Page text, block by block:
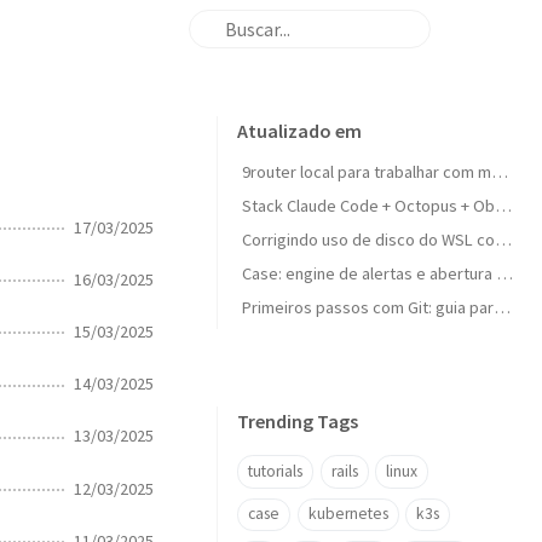
17/03/2025
16/03/2025
15/03/2025
14/03/2025
13/03/2025
12/03/2025
Atualizado em
9router local para trabalhar com multi-LLM sem interrupcao
Stack Claude Code + Octopus + Obsidian + Qdrant: o cerebro externo definitivo para dev
Corrigindo uso de disco do WSL compactando o VHD
Case: engine de alertas e abertura de chamados Jira em apps Rails
Primeiros passos com Git: guia para iniciantes
Trending Tags
tutorials rails linux
case kubernetes k3s